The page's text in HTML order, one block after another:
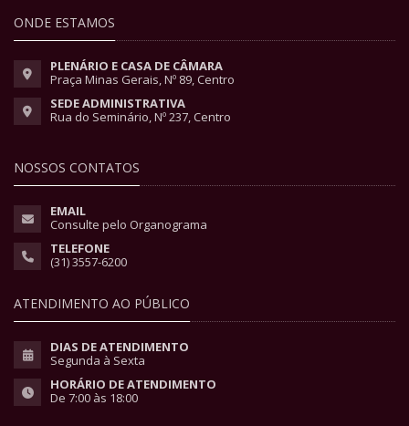
ONDE ESTAMOS
PLENÁRIO E CASA DE CÂMARA
Praça Minas Gerais, Nº 89, Centro
SEDE ADMINISTRATIVA
Rua do Seminário, Nº 237, Centro
NOSSOS CONTATOS
EMAIL
Consulte pelo Organograma
TELEFONE
(31) 3557-6200
ATENDIMENTO AO PÚBLICO
DIAS DE ATENDIMENTO
Segunda à Sexta
HORÁRIO DE ATENDIMENTO
De 7:00 às 18:00